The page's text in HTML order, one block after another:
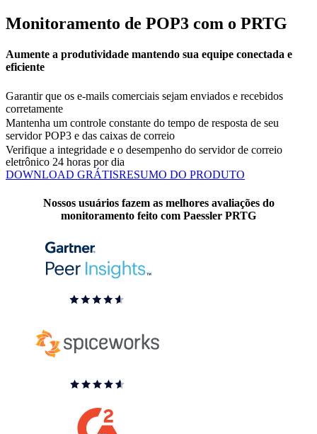
Monitoramento de POP3 com o PRTG
Aumente a produtividade mantendo sua equipe conectada e
eficiente
Garantir que os e-mails comerciais sejam enviados e recebidos
corretamente
Mantenha um controle constante do tempo de resposta de seu
servidor POP3 e das caixas de correio
Verifique a integridade e o desempenho do servidor de correio
eletrônico 24 horas por dia
DOWNLOAD GRÁTISRESUMO DO PRODUTO
Nossos usuários fazem as melhores avaliações do
monitoramento feito com Paessler PRTG